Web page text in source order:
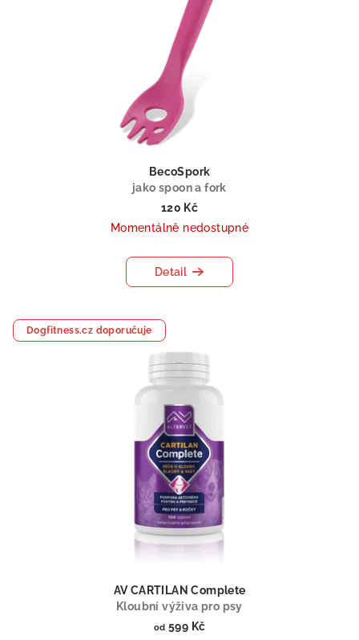
BecoSpork
jako spoon a fork
120 Kč
Momentálně nedostupné
Detail
Dogfitness.cz doporučuje
AV CARTILAN Complete
Kloubní výživa pro psy
od 599 Kč